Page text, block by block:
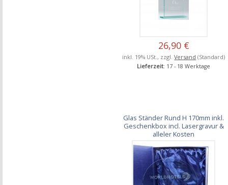
26,90 €
inkl. 19% USt., zzgl.Versand (Standard)
Lieferzeit: 17 - 18 Werktage
Glas Ständer Rund H 170mm inkl.
Geschenkbox incl. Lasergravur &
alleler Kosten